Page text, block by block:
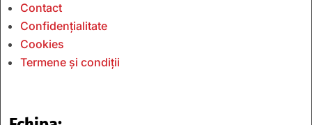
Contact
Confidențialitate
Cookies
Termene și condiții